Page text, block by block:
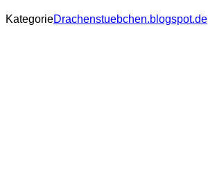
KategorieDrachenstuebchen.blogspot.de